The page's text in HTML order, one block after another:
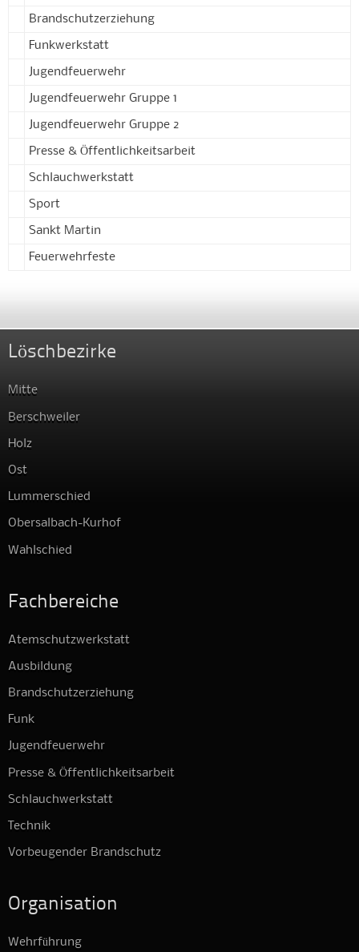
Brandschutzerziehung
Funkwerkstatt
Jugendfeuerwehr
Jugendfeuerwehr Gruppe 1
Jugendfeuerwehr Gruppe 2
Presse & Öffentlichkeitsarbeit
Schlauchwerkstatt
Sport
Sankt Martin
Feuerwehrfeste
Löschbezirke
Mitte
Berschweiler
Holz
Ost
Lummerschied
Obersalbach-Kurhof
Wahlschied
Fachbereiche
Atemschutzwerkstatt
Ausbildung
Brandschutzerziehung
Funk
Jugendfeuerwehr
Presse & Öffentlichkeitsarbeit
Schlauchwerkstatt
Technik
Vorbeugender Brandschutz
Organisation
Wehrführung